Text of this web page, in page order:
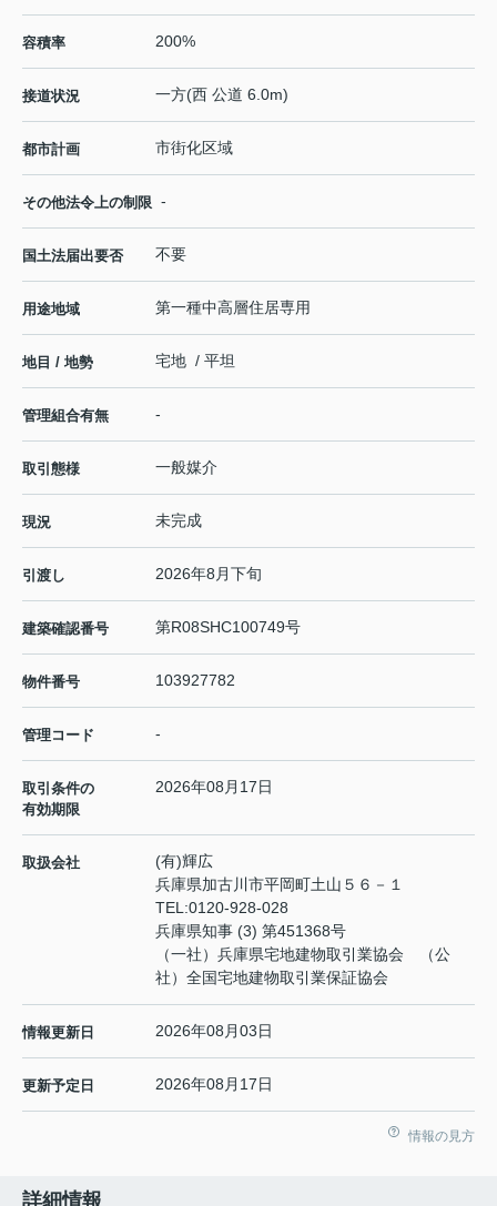
容積率 200%
接道状況 一方(西 公道 6.0m)
都市計画 市街化区域
その他法令上の制限 -
国土法届出要否 不要
用途地域 第一種中高層住居専用
地目 / 地勢 宅地 / 平坦
管理組合有無 -
取引態様 一般媒介
現況 未完成
引渡し 2026年8月下旬
建築確認番号 第R08SHC100749号
物件番号 103927782
管理コード -
取引条件の
有効期限
2026年08月17日
取扱会社
(有)輝広
兵庫県加古川市平岡町土山５６－１
TEL:0120-928-028
兵庫県知事 (3) 第451368号
（一社）兵庫県宅地建物取引業協会 （公
社）全国宅地建物取引業保証協会
情報更新日 2026年08月03日
更新予定日 2026年08月17日
情報の見方
詳細情報